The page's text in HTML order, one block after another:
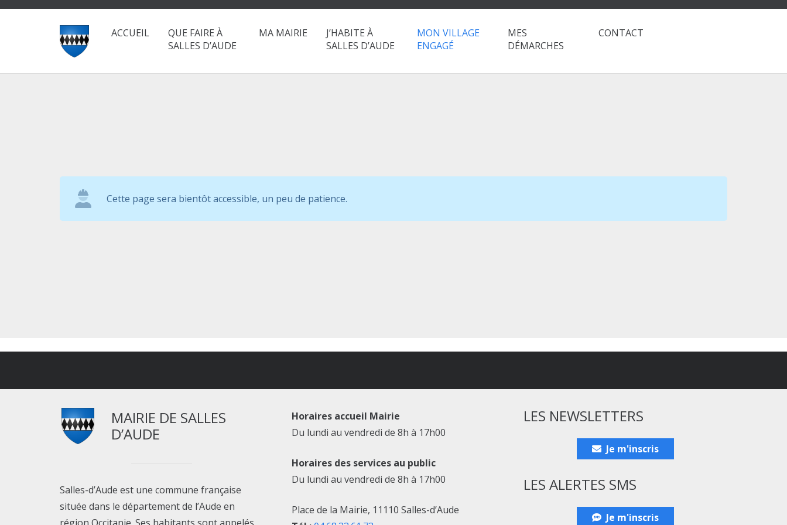
ACCUEIL
QUE FAIRE À
SALLES D’AUDE
MA MAIRIE
J’HABITE À
SALLES D’AUDE
MON VILLAGE
ENGAGÉ
MES
DÉMARCHES
CONTACT
Cette page sera bientôt accessible, un peu de patience.
MAIRIE DE SALLES
D’AUDE
Salles-d’Aude est une commune française
située dans le département de l’Aude en
région Occitanie. Ses habitants sont appelés
Horaires accueil Mairie
Du lundi au vendredi de 8h à 17h00
Horaires des services au public
Du lundi au vendredi de 8h à 17h00
Place de la Mairie, 11110 Salles-d’Aude
LES NEWSLETTERS
Je m'inscris
LES ALERTES SMS
Je m'inscris